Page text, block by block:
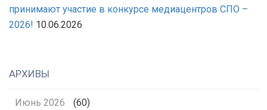
принимают участие в конкурсе медиацентров СПО –
2026! 10.06.2026
АРХИВЫ
Июнь 2026 (60)